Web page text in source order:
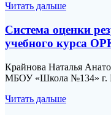
Читать дальше
Система оценки
учебного курса
Крайнова Наталья
МБОУ «Школа №134» г.
Читать дальше